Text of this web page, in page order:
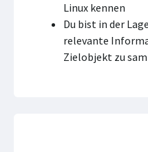
Linux kennen
Du bist in der
relevante
Zielobjekt zu